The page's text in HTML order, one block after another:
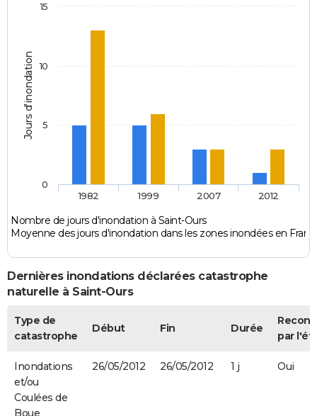
Jours d'inondation
Nombre de jours d'inondation à Saint-Ours
Moyenne des jours d'inondation dans les zones inondées en
1982 1999 2007 2012
0
5
10
15
Dernières inondations déclarées catastrophe
naturelle à Saint-Ours
Type de
catastrophe
Début Fin Durée
par
Inondations
et/ou
Coulées de
Boue
26/05/2012 26/05/2012 1 j Oui